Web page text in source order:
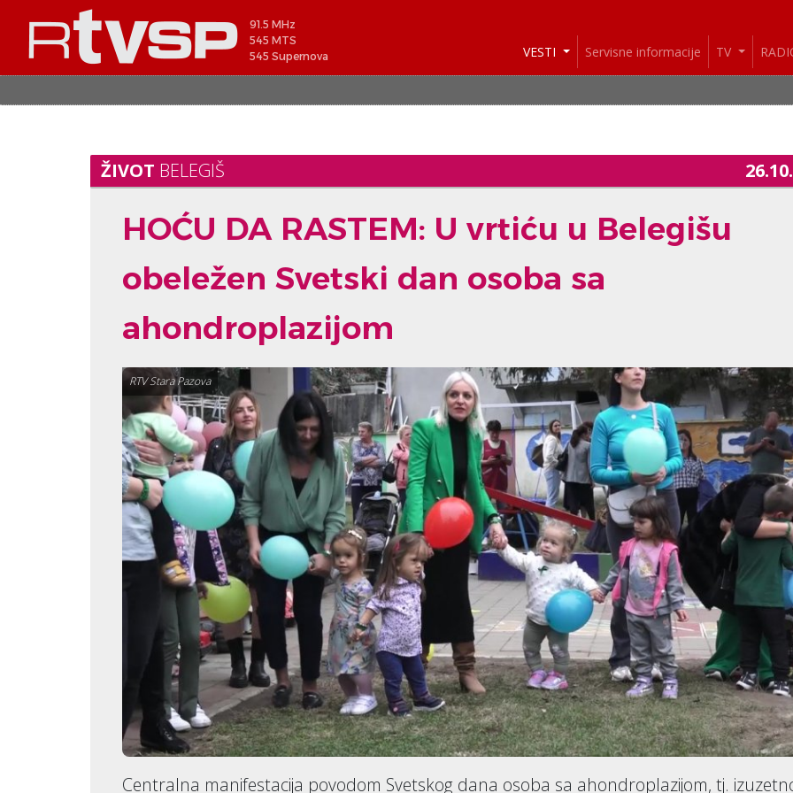
91.5 MHz
545 MTS
545 Supernova
VESTI Servisne informacije TV
ŽIVOT BELEGIŠ
HOĆU DA RASTEM: U vrtiću u Belegišu
obeležen Svetski dan osoba sa
ahondroplazijom
RTV Stara Pazova
Centralna manifestacija povodom Svetskog dana osoba sa ahondroplazijom, tj.